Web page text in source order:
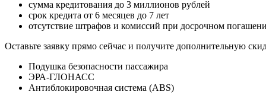
сумма кредитования до 3 миллионов рублей
срок кредита от 6 месяцев до 7 лет
отсутствие штрафов и комиссий при досрочном
Оставьте заявку прямо сейчас и получите дополнительную
Подушка безопасности пассажира
ЭРА-ГЛОНАСС
Антиблокировочная система (ABS)